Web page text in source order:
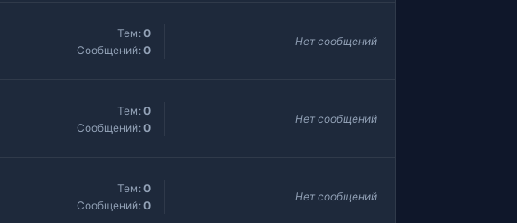
Тем: 0
Сообщений: 0
Нет сообщений
Тем: 0
Сообщений: 0
Нет сообщений
Тем: 0
Сообщений: 0
Нет сообщений